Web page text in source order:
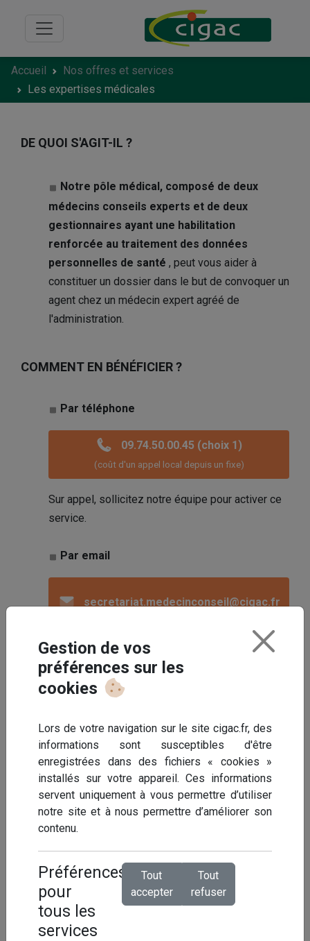
Accueil
Nos offres et services
Les expertises médicales
DE QUOI S'AGIT-IL ?
Notre pôle médical, composé de deux
médecins conseils experts et de deux
gestionnaires ayant une habilitation
renforcée au traitement des données
personnelles de santé , peut vous aider à
constituer un dossier dans le but de convoquer un
agent chez un médecin expert agréé de
l'administration.
COMMENT EN BÉNÉFICIER ?
Par téléphone
09.74.50.00.45 (choix 1)
(coût d'un appel local depuis un fixe)
Sur appel, sollicitez notre équipe pour activer ce
service.
Par email
secretariat.medecinconseil@cigac.fr
Par email, faites-nous part de votre demande.
Nous vous adresserons, par la suite, un imprimé à
compléter et à nous retourner par mail.
Gestion de vos
préférences sur les
cookies
Lors de votre navigation sur le site cigac.fr, des
informations sont susceptibles d'être
enregistrées dans des fichiers « cookies »
installés sur votre appareil. Ces informations
servent uniquement à vous permettre d’utiliser
notre site et à nous permettre d’améliorer son
contenu.
Préférences
pour
tous les
services
Tout
accepter
Tout
refuser